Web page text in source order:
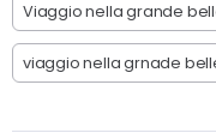
Viaggio nella grande
viaggio nella grnade